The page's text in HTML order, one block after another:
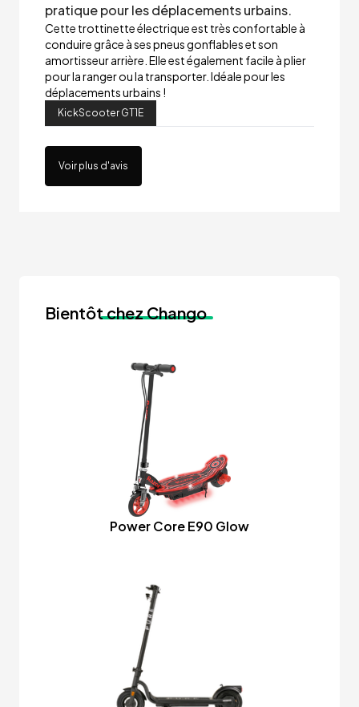
pratique pour les déplacements urbains.
Cette trottinette électrique est très confortable à
conduire grâce à ses pneus gonflables et son
amortisseur arrière. Elle est également facile à plier
pour la ranger ou la transporter. Idéale pour les
déplacements urbains !
KickScooter GT1E
Voir plus d'avis
Bientôtchez Chango
Power Core E90 Glow